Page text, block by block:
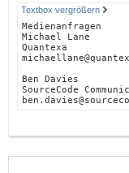
Medienanfragen
Michael Lane
Quantexa
Ben Davies
SourceCode
Textbox vergrößern